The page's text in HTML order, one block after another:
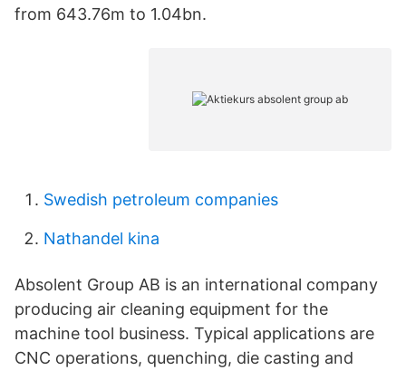
from 643.76m to 1.04bn.
Swedish petroleum companies
Nathandel kina
Absolent Group AB is an international company
producing air cleaning equipment for the
machine tool business. Typical applications are
CNC operations, quenching, die casting and